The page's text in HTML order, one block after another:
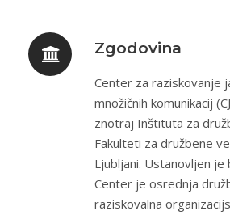
Zgodovina
Center za raziskovanje
množičnih komunikacij
znotraj Inštituta za
Fakulteti za družbene
Ljubljani. Ustanovljen je
Center je osrednja
raziskovalna